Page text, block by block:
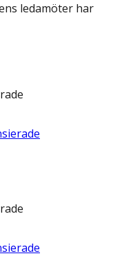
ledamöter har